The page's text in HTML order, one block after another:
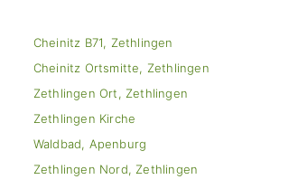
Cheinitz B71, Zethlingen
Cheinitz Ortsmitte, Zethlingen
Zethlingen Ort, Zethlingen
Zethlingen Kirche
Waldbad, Apenburg
Zethlingen Nord, Zethlingen